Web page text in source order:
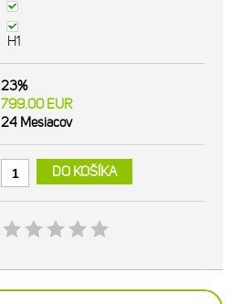
H1
23%
799.00EUR
24 Mesiacov
DO KOŠÍKA